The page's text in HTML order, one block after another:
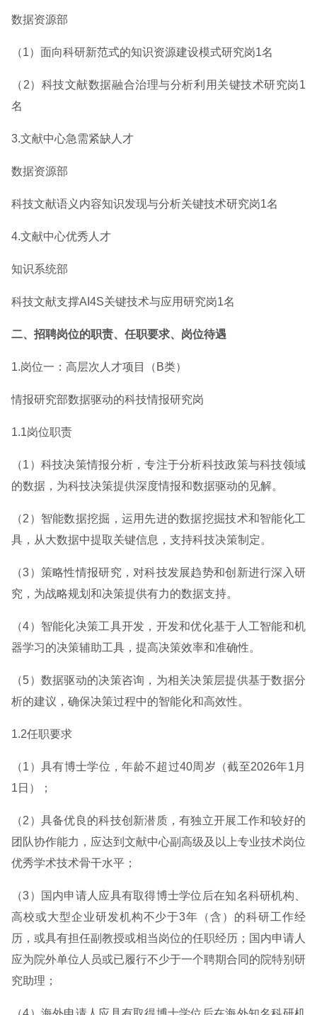
数据资源部
（1）面向科研新范式的知识资源建设模式研究岗1名
（2）科技文献数据融合治理与分析利用关键技术研究岗1
名
3.文献中心急需紧缺人才
数据资源部
科技文献语义内容知识发现与分析关键技术研究岗1名
4.文献中心优秀人才
知识系统部
科技文献支撑AI4S关键技术与应用研究岗1名
二、招聘岗位的职责、任职要求、岗位待遇
1.岗位一：高层次人才项目（B类）
情报研究部数据驱动的科技情报研究岗
1.1岗位职责
（1）科技决策情报分析，专注于分析科技政策与科技领域
的数据，为科技决策提供深度情报和数据驱动的见解。
（2）智能数据挖掘，运用先进的数据挖掘技术和智能化工
具，从大数据中提取关键信息，支持科技决策制定。
（3）策略性情报研究，对科技发展趋势和创新进行深入研
究，为战略规划和决策提供有力的数据支持。
（4）智能化决策工具开发，开发和优化基于人工智能和机
器学习的决策辅助工具，提高决策效率和准确性。
（5）数据驱动的决策咨询，为相关决策层提供基于数据分
析的建议，确保决策过程中的智能化和高效性。
1.2任职要求
（1）具有博士学位，年龄不超过40周岁（截至2026年1月
1日）；
（2）具备优良的科技创新潜质，有独立开展工作和较好的
团队协作能力，应达到文献中心副高级及以上专业技术岗位
优秀学术技术骨干水平；
（3）国内申请人应具有取得博士学位后在知名科研机构、
高校或大型企业研发机构不少于3年（含）的科研工作经
历，或具有担任副教授或相当岗位的任职经历；国内申请人
应为院外单位人员或已履行不少于一个聘期合同的院特别研
究助理；